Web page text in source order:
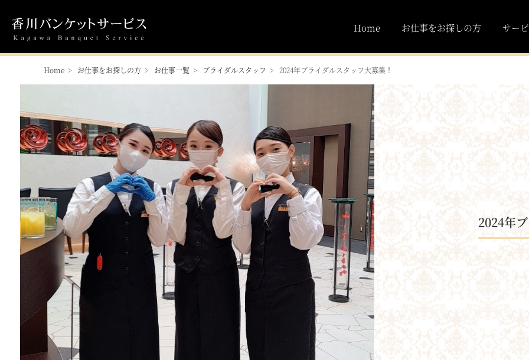
Home お仕事をお探しの方 サー
Home お仕事をお探しの方 お仕事一覧 ブライダルスタッフ 2024年ブライダルスタッフ大募集！
2024年